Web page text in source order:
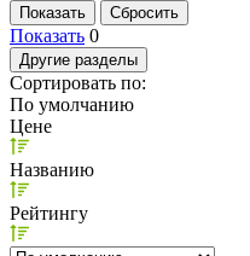
Показать 0
Другие разделы
Сортировать по:
По умолчанию
Цене
Названию
Рейтингу